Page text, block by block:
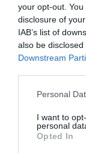
your opt-out.
disclosure of
IAB’s list of
also be
Downstream
Personal
I want to
personal
Opted In